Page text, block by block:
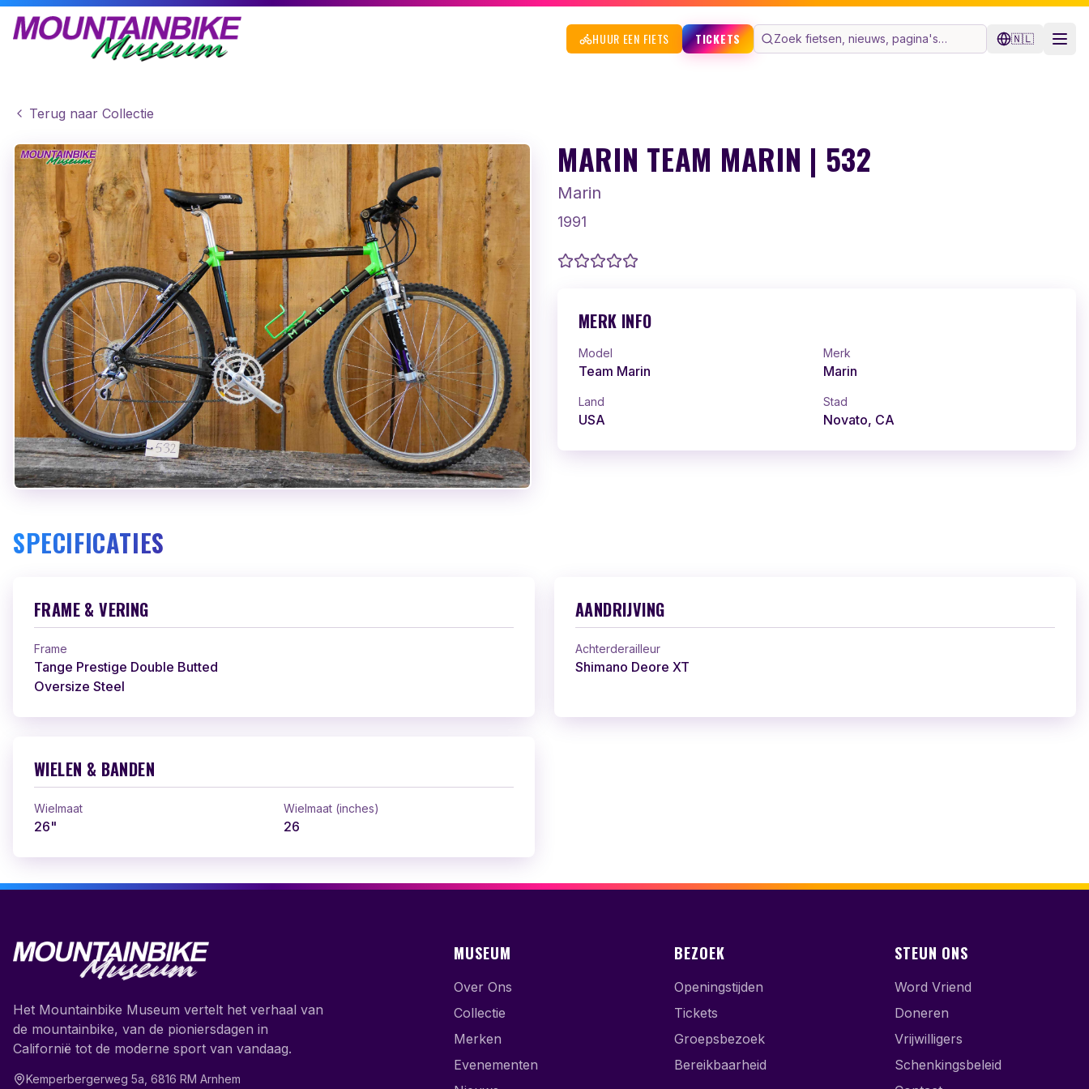
HUUR EEN FIETS TICKETS 🇳🇱
Terug naar Collectie
MARIN TEAM MARIN | 532
Marin
1991
MERK INFO
Model
Team Marin
Merk
Marin
Land
USA
Stad
Novato, CA
SPECIFICATIES
FRAME & VERING
Frame
Tange Prestige Double Butted
Oversize Steel
AANDRIJVING
Achterderailleur
Shimano Deore XT
WIELEN & BANDEN
Wielmaat
26"
Wielmaat (inches)
26
Het Mountainbike Museum vertelt het verhaal van
de mountainbike, van de pioniersdagen in
Californië tot de moderne sport van vandaag.
Kemperbergerweg 5a 6816 RM Arnhem
MUSEUM
Over Ons
Collectie
Merken
Evenementen
BEZOEK
Openingstijden
Tickets
Groepsbezoek
Bereikbaarheid
STEUN ONS
Word Vriend
Doneren
Vrijwilligers
Schenkingsbeleid